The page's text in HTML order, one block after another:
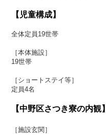
【児童構成】
全体定員19世帯
［本体施設］
19世帯
［ショートステイ等］
定員4名
【中野区さつき寮の内観】
［施設玄関］